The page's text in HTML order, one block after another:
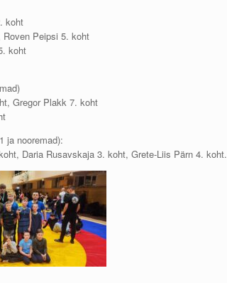
koht
Peipsi 5. koht
koht
Gregor Plakk 7. koht
ja nooremad):
Daria Rusavskaja 3. koht, Grete-Liis Pärn 4. koht.